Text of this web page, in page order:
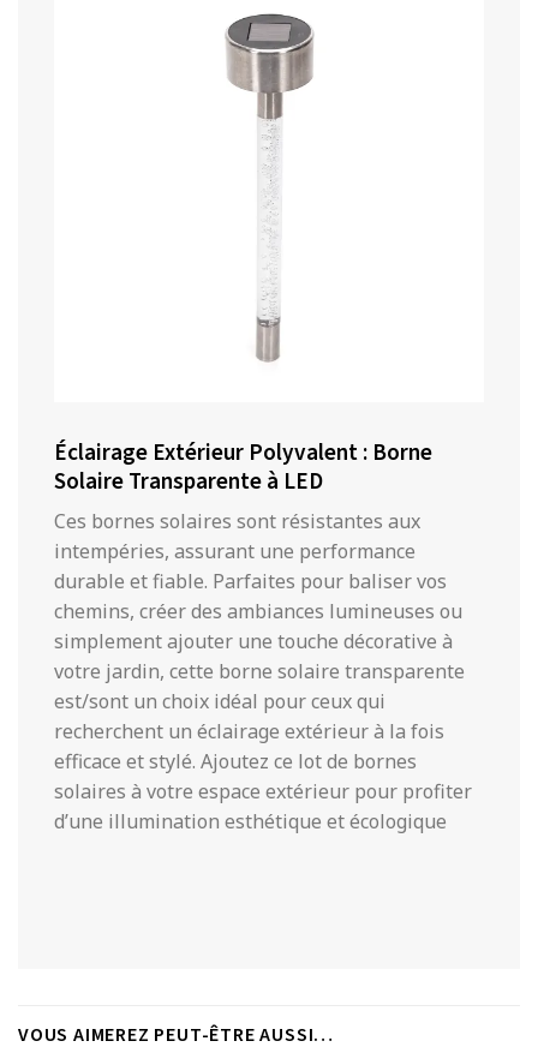
Éclairage Extérieur Polyvalent : Borne
Solaire Transparente à LED
Ces bornes solaires sont résistantes aux
intempéries, assurant une performance
durable et fiable. Parfaites pour baliser vos
chemins, créer des ambiances lumineuses ou
simplement ajouter une touche décorative à
votre jardin, cette borne solaire transparente
est/sont un choix idéal pour ceux qui
recherchent un éclairage extérieur à la fois
efficace et stylé. Ajoutez ce lot de bornes
solaires à votre espace extérieur pour profiter
d’une illumination esthétique et écologique
VOUS AIMEREZ PEUT-ÊTRE AUSSI…